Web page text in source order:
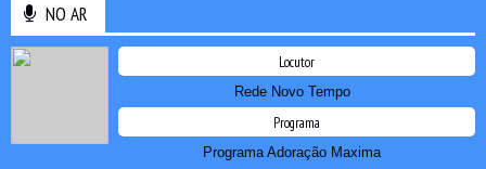
NO AR
Locutor
Rede Novo Tempo
Programa
Programa Adoração Maxima